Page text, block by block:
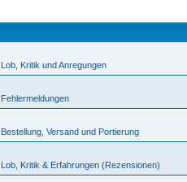
Lob, Kritik und Anregungen
Fehlermeldungen
Bestellung, Versand und Portierung
Lob, Kritik & Erfahrungen (Rezensionen)